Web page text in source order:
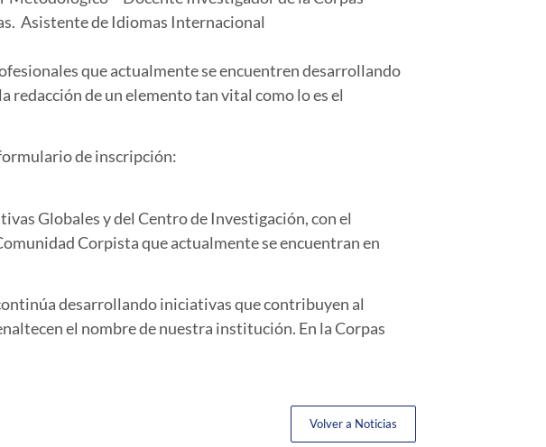
Asistente de Idiomas Internacional
que actualmente se encuentren desarrollando
redacción de un elemento tan vital como lo es el
de inscripción:
Globales y del Centro de Investigación, con el
Corpista que actualmente se encuentran en
desarrollando iniciativas que contribuyen al
el nombre de nuestra institución. En la Corpas
Volver a Noticias